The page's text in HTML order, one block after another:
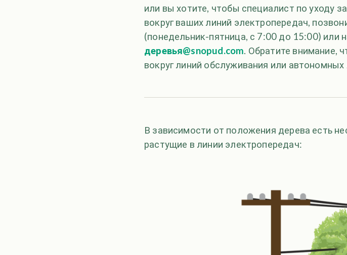
или вы хотите, чтобы специалист по уходу
вокруг ваших линий электропередач,
(понедельник-пятница, с 7:00 до 15:00) или
деревья@snopud.com. Обратите внимание,
вокруг линий обслуживания или автономных
В зависимости от положения дерева есть
растущие в линии электропередач: